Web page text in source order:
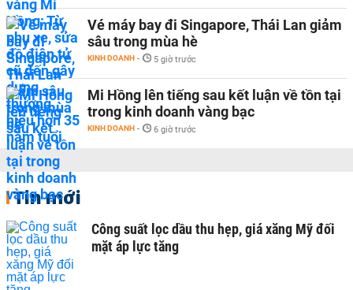
Vé máy bay đi Singapore, Thái Lan giảm
sâu trong mùa hè
KINH DOANH - 5 giờ trước
Mi Hồng lên tiếng sau kết luận về tồn tại
trong kinh doanh vàng bạc
KINH DOANH - 6 giờ trước
Tin mới
Công suất lọc dầu thu hẹp, giá xăng Mỹ đối
mặt áp lực tăng